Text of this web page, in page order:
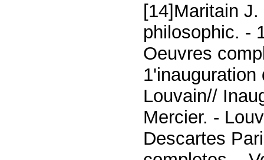
[14]Maritain
philosophic. -
Oeuvres
Louvain//
Mercier. -
Descartes